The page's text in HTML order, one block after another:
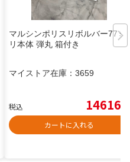
マルシンポリスリボルバー77ミ
リ本体 弾丸 箱付き
マイストア在庫： 3659
税込 14616
カートに入れる